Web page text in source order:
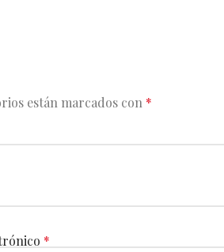
están marcados con *
*